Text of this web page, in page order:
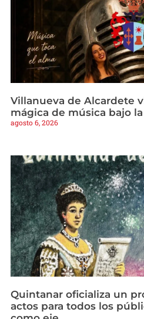
Villanueva de Alcardete
mágica de música bajo
agosto 6, 2026
Quintanar oficializa un
actos para todos los